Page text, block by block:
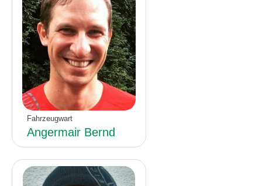
Fahrzeugwart
Angermair Bernd